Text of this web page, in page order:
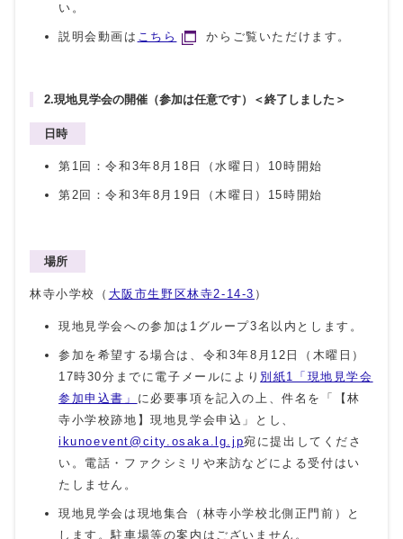
い。
説明会動画は こちら からご覧いただけます。
2.現地見学会の開催（参加は任意です）＜終了しました＞
日時
第1回：令和3年8月18日（水曜日）10時開始
第2回：令和3年8月19日（木曜日）15時開始
場所
林寺小学校（ 大阪市生野区林寺2-14-3 ）
現地見学会への参加は1グループ3名以内とします。
参加を希望する場合は、令和3年8月12日（木曜日）
17時30分までに電子メールにより 別紙1「現地見学会
参加申込書」 に必要事項を記入の上、件名を「【林
寺小学校跡地】現地見学会申込」とし、
ikunoevent@city.osaka.lg.jp宛に提出してくださ
い。電話・ファクシミリや来訪などによる受付はい
たしません。
現地見学会は現地集合（林寺小学校北側正門前）と
します。駐車場等の案内はございません。